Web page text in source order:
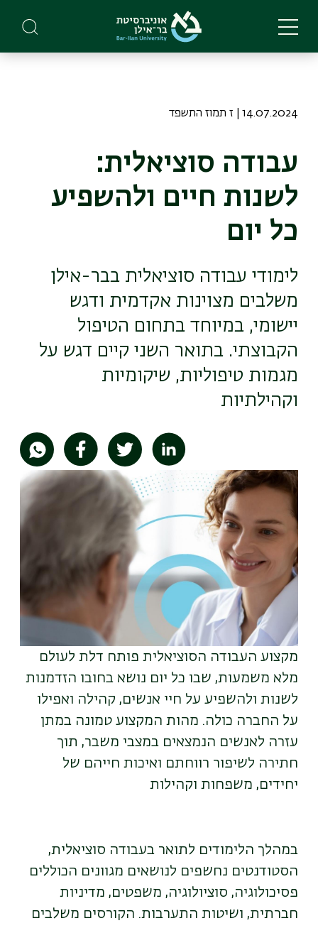
main
14.07.2024 | ז תמוז התשפד
עבודה סוציאלית:
לשנות חיים ולהשפיע
כל יום
לימודי עבודה סוציאלית בבר-אילן
משלבים מצוינות אקדמית ודגש
יישומי, במיוחד בתחום הטיפול
הקבוצתי. בתואר השני קיים דגש על
מגמות טיפוליות, שיקומיות
וקהילתיות
תמונה
מקצוע העבודה הסוציאלית פותח דלת לעולם
מלא משמעות, שבו כל יום נושא בחובו הזדמנות
לשנות ולהשפיע על חיי אנשים, קהילה ואפילו
על החברה כולה. מהות המקצוע טמונה במתן
עזרה לאנשים הנמצאים במצבי משבר, תוך
חתירה לשיפור רווחתם ואיכות חייהם של
יחידים, משפחות וקהילות
במהלך הלימודים לתואר בעבודה סוציאלית,
הסטודנטים נחשפים לנושאים מגוונים הכוללים
פסיכולוגיה, סוציולוגיה, משפטים, מדיניות
חברתית, ושיטות התערבות. הקורסים משלבים